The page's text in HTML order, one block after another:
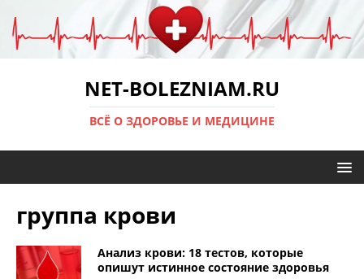
NET-BOLEZNIAM.RU
ВСЁ О ЗДОРОВЬЕ И МЕДИЦИНЕ
группа крови
Анализ крови: 18 тестов, которые
опишут истинное состояние здоровья